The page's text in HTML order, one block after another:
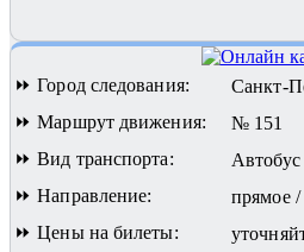
⏩ Город следования:
Санкт-
⏩ Маршрут движения:
№ 151
⏩ Вид транспорта:
Автобус
⏩ Направление:
прямое /
⏩ Цены на билеты: